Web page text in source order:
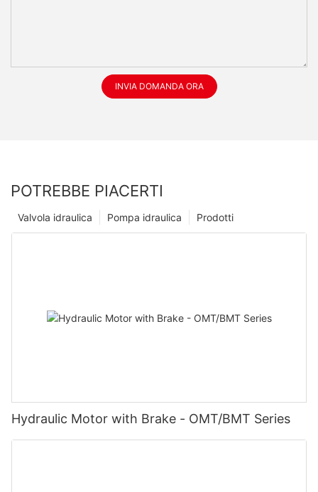
INVIA DOMANDA ORA
POTREBBE PIACERTI
Prodotti
Pompa idraulica
Valvola idraulica
Hydraulic Motor with Brake - OMT/BMT Series